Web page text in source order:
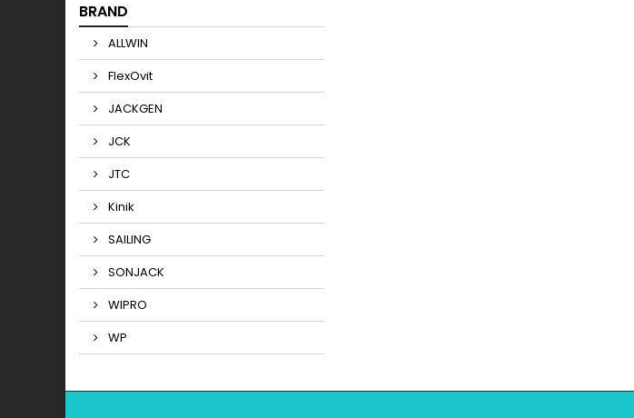
BRAND
ALLWIN
FlexOvit
JACKGEN
JCK
JTC
Kinik
SAILING
SONJACK
WIPRO
WP